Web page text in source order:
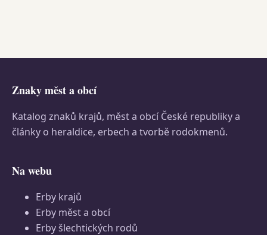
Znaky měst a obcí
Katalog znaků krajů, měst a obcí České republiky a
články o heraldice, erbech a tvorbě rodokmenů.
Na webu
Erby krajů
Erby měst a obcí
Erby šlechtických rodů